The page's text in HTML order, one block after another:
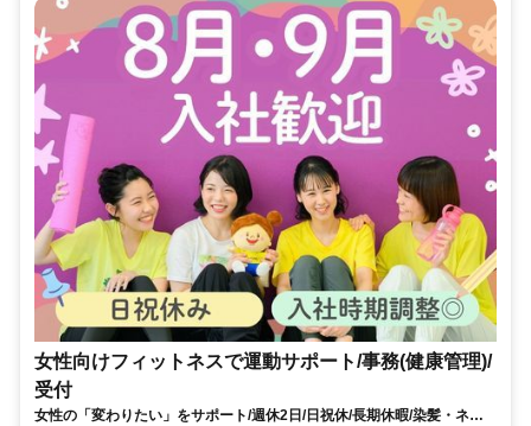
女性向けフィットネスで運動サポート/事務(健康管理)/
受付
女性の「変わりたい」をサポート/週休2日/日祝休/長期休暇/染髪・ネイ